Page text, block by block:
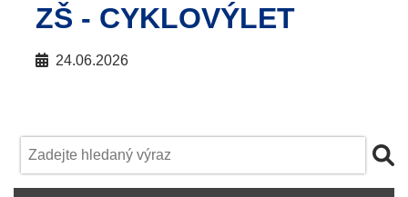
ZŠ - CYKLOVÝLET
24.06.2026